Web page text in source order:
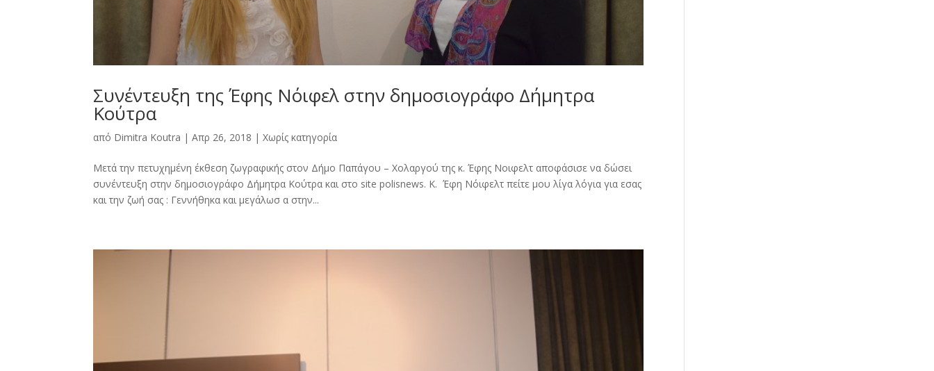
Συνέντευξη της Έφης Νόιφελ στην δημοσιογράφο Δήμητρα
Κούτρα
από Dimitra Kοutra |Απρ 26, 2018 |Χωρίς κατηγορία
Μετά την πετυχημένη έκθεση ζωγραφικής στον Δήμο Παπάγου – Χολαργού της κ. Έφης Νοιφελτ αποφάσισε να δώσει
συνέντευξη στην δημοσιογράφο Δήμητρα Κούτρα και στο site polisnews. Κ. Έφη Νόιφελτ πείτε μου λίγα λόγια για εσας
και την ζωή σας : Γεννήθηκα και μεγάλωσ α στην...